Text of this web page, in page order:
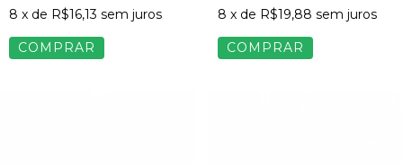
8 x de R$16,13 sem juros
COMPRAR
8 x de R$19,88 sem juros
COMPRAR